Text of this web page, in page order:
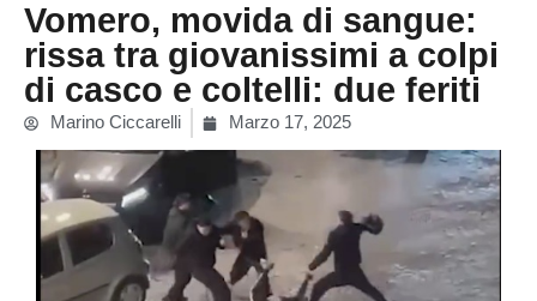
Vomero, movida di sangue:
rissa tra giovanissimi a colpi
di casco e coltelli: due feriti
Marino Ciccarelli Marzo 17, 2025